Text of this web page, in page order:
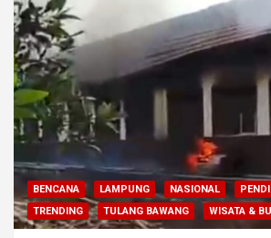
BENCANA LAMPUNG NASIONAL
TRENDING
TULANG BAWANG WISATA &